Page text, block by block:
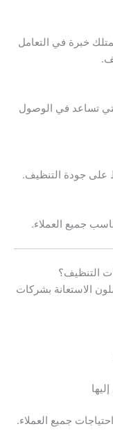
خبرة في التعامل
تساعد في الوصول
على جودة التنظيف.
جميع العملاء.
التنظيف؟
الاستعانة بشركات
جميع العملاء.